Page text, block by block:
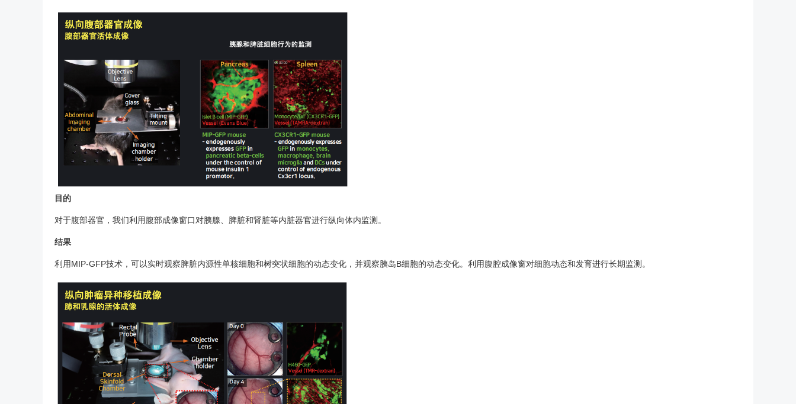
目的
对于腹部器官，我们利用腹部成像窗口对胰腺、脾脏和肾脏等内脏器官进行纵向体内监测。
结果
利用MIP-GFP技术，可以实时观察脾脏内源性单核细胞和树突状细胞的动态变化，并观察胰岛B细胞的动态变化。利用腹腔成像窗对细胞动态和发育进行长期监测。